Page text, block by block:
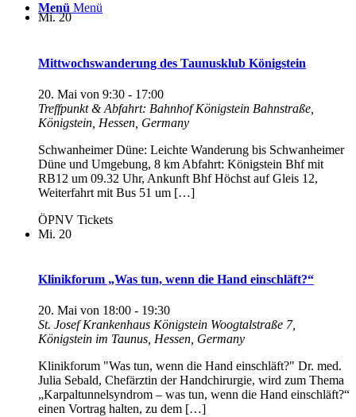
Menü Menü
Mi.20
Mittwochswanderung des Taunusklub Königstein
20. Mai von 9:30 - 17:00
Treffpunkt & Abfahrt: Bahnhof Königstein Bahnstraße,
Königstein, Hessen, Germany
Schwanheimer Düne: Leichte Wanderung bis Schwanheimer
Düne und Umgebung, 8 km Abfahrt: Königstein Bhf mit
RB12 um 09.32 Uhr, Ankunft Bhf Höchst auf Gleis 12,
Weiterfahrt mit Bus 51 um […]
ÖPNV Tickets
Mi. 20
Klinikforum „Was tun, wenn die Hand einschläft?“
20. Mai von 18:00 - 19:30
St. Josef Krankenhaus Königstein Woogtalstraße 7,
Königstein im Taunus, Hessen, Germany
Klinikforum "Was tun, wenn die Hand einschläft?" Dr. med.
Julia Sebald, Chefärztin der Handchirurgie, wird zum Thema
„Karpaltunnelsyndrom – was tun, wenn die Hand einschläft?“
einen Vortrag halten, zu dem […]